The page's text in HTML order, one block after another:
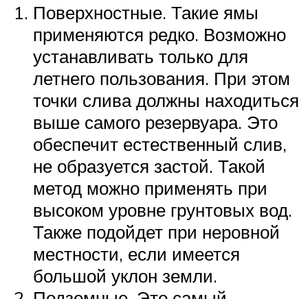
Поверхностные. Такие ямы
применяются редко. Возможно
устанавливать только для
летнего пользования. При этом
точки слива должны находиться
выше самого резервуара. Это
обеспечит естественный слив,
не образуется застой. Такой
метод можно применять при
высоком уровне грунтовых вод.
Также подойдет при неровной
местности, если имеется
большой уклон земли.